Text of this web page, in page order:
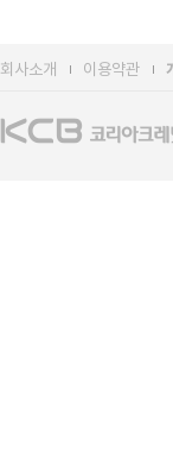
회사소개 이용약관